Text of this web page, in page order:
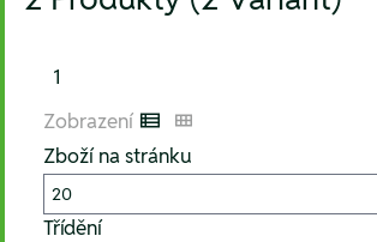
1
Zobrazení Listenansicht
Kachelansicht
Zboží na stránku
Třídění